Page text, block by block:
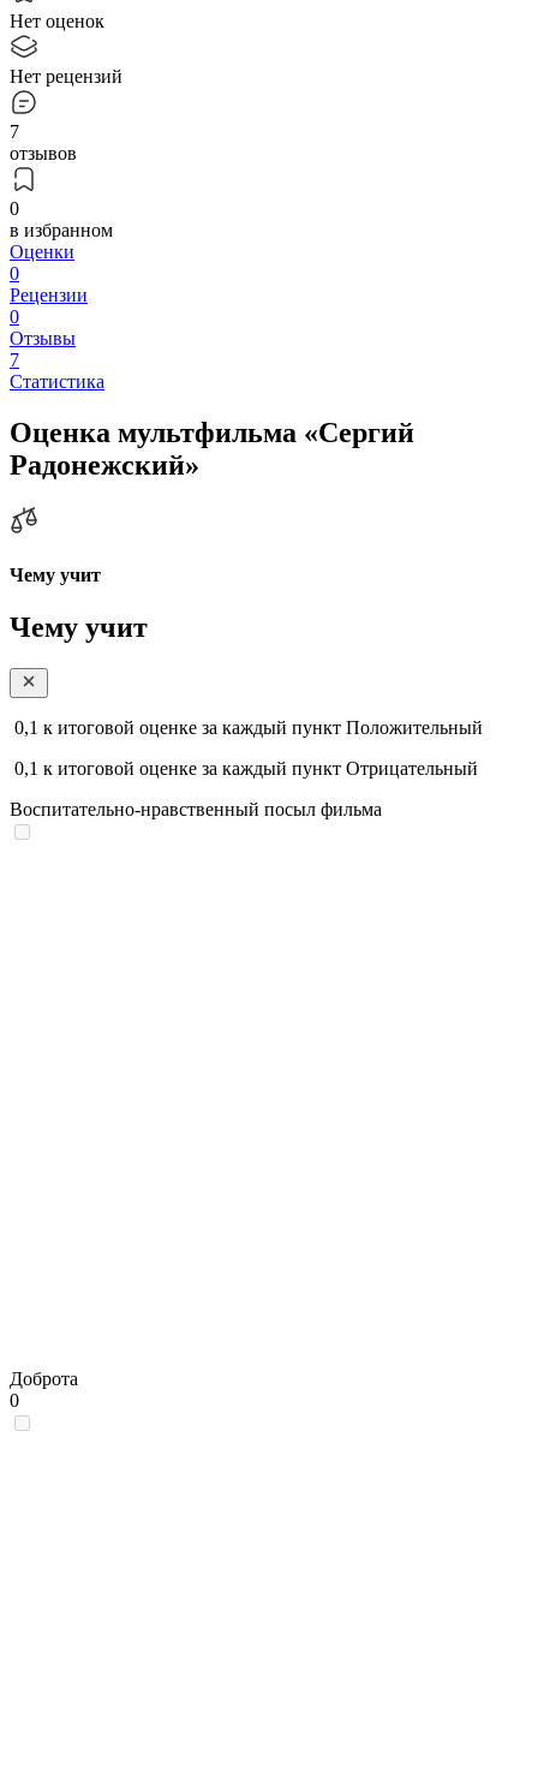
Нет оценок
Нет рецензий
7
отзывов
0
в избранном
Оценки
0
Рецензии
0
Отзывы
7
Статистика
Оценка мультфильма «Сергий
Радонежский»
Чему учит
Чему учит
0,1 к итоговой оценке за каждый пункт Положительный
0,1 к итоговой оценке за каждый пункт Отрицательный
Воспитательно-нравственный посыл фильма
Доброта
0